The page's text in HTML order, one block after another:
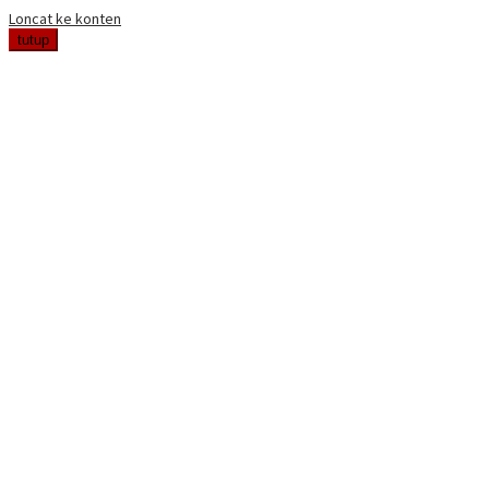
Loncat ke konten
tutup